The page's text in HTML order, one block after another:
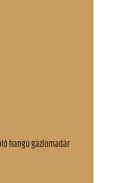
hangú gázlómadár